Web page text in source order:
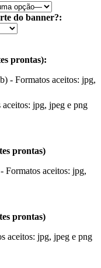
do banner?:
prontas):
- Formatos aceitos: jpg,
jpg, jpeg e png
prontas)
aceitos: jpg,
prontas)
aceitos: jpg, jpeg e png